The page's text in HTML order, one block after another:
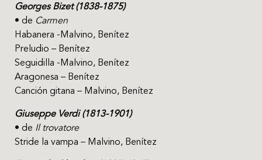
Georges Bizet (1838-1875)
• de Carmen
Habanera -Malvino, Benítez
Preludio – Benítez
Seguidilla -Malvino, Benítez
Aragonesa – Benítez
Canción gitana – Malvino, Benítez
Giuseppe Verdi (1813-1901)
• de Il trovatore
Stride la vampa – Malvino, Benítez